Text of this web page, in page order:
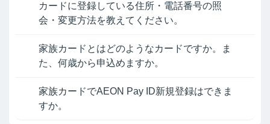
カードに登録している住所・電話番号の照
会・変更方法を教えてください。
家族カードとはどのようなカードですか。ま
た、何歳から申込めますか。
家族カードでAEON Pay ID新規登録はできま
すか。